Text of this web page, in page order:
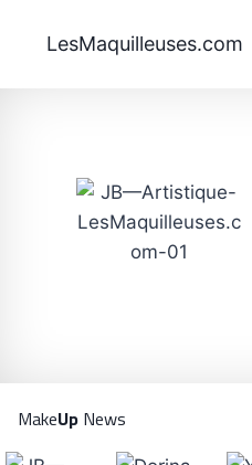
LesMaquilleuses.com
MakeUp News